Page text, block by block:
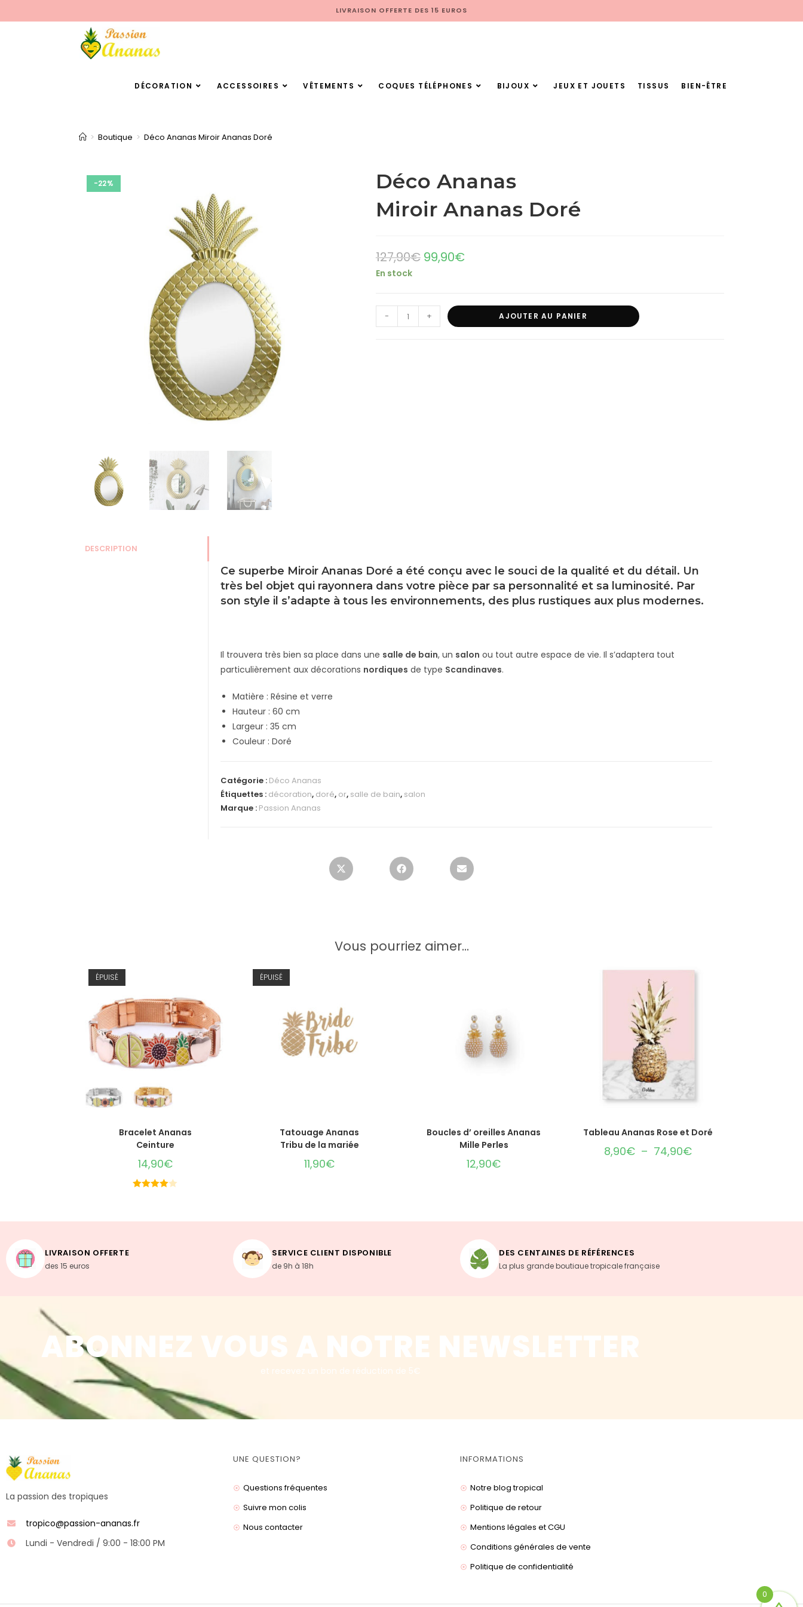
LIVRAISON OFFERTE DES 15 EUROS
DÉCORATION ACCESSOIRES VÊTEMENTS COQUES TÉLÉPHONES BIJOUX JEUX ET JOUETS TISSUS BIEN-ÊTRE
> Boutique > Déco Ananas Miroir Ananas Doré
-22%
Déco Ananas
Miroir Ananas Doré
127,90€ 99,90€
En stock
- + AJOUTER AU PANIER
DESCRIPTION
Ce superbe Miroir Ananas Doré a été conçu avec le souci de la qualité et du détail. Un
très bel objet qui rayonnera dans votre pièce par sa personnalité et sa luminosité. Par
son style il s’adapte à tous les environnements, des plus rustiques aux plus modernes.
Il trouvera très bien sa place dans une salle de bain, un salon ou tout autre espace de vie. Il s’adaptera tout
particulièrement aux décorations nordiques de type Scandinaves.
Matière : Résine et verre
Hauteur : 60 cm
Largeur : 35 cm
Couleur : Doré
Catégorie : Déco Ananas
Étiquettes : décoration, doré, or, salle de bain, salon
Marque : Passion Ananas
Vous pourriez aimer...
ÉPUISÉ
Bracelet Ananas
Ceinture
14,90€
ÉPUISÉ
Tatouage Ananas
Tribu de la mariée
11,90€
AJOUTER AU PANIER
Boucles d’ oreilles Ananas
Mille Perles
12,90€
Tableau Ananas Rose et Doré
8,90€ – 74,90€
LIVRAISON OFFERTE
des 15 euros
SERVICE CLIENT DISPONIBLE
de 9h à 18h
DES CENTAINES DE RÉFÉRENCES
La plus grande boutiaue tropicale française
ABONNEZ VOUS A NOTRE NEWSLETTER
et recevez un bon de réduction de 5€
La passion des tropiques
tropico@passion-ananas.fr
Lundi - Vendredi / 9:00 - 18:00 PM
UNE QUESTION?
Questions fréquentes
Suivre mon colis
Nous contacter
INFORMATIONS
Notre blog tropical
Politique de retour
Mentions légales et CGU
Conditions générales de vente
Politique de confidentialité
0